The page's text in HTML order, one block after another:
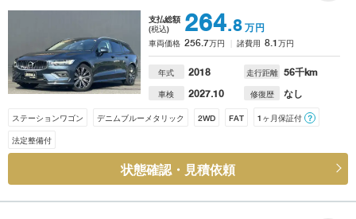
支払総額
(税込)
264.8 万円
車両価格 256.7万円 諸費用 8.1万円
年式 2018 走行距離 56千km
車検 2027.10 修復歴 なし
ステーションワゴン デニムブルーメタリック 2WD FAT 1ヶ月保証付 ？
法定整備付
状態確認・見積依頼